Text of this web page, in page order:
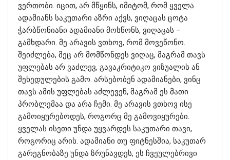
ვერთობი. იცით, არ მწყინს, იმიტომ, რომ ყველა
ადამიანს საკუთარი აზრი აქვს, ვიღაცას ცოტა
ჭარბწონიანი ადამიანი მოსწონს, ვიღაცას –
გამხდარი. მე არავის ვთხოვ, რომ მოვეწონო.
შეიძლება, მეც არ მომწონდეს ვიღაც, მაგრამ თავს
უფლებას არ ვაძლევ, გავაკრიტიკო ვიზუალის ან
შეხედულების გამო. არსებობენ ადამიანები, ვინც
თავს ამის უფლებას აძლევენ, მაგრამ ეს მათი
პრობლემაა და არა ჩემი. მე არავის ვთხოვ ისე
გამოიყურებოდეს, როგორც მე გამოვიყურები.
ყველას ისეთი უნდა უყვარდეს საკუთარი თავი,
როგორიც არის. ადამიანი თუ ფიტნესშია, საკუთარ
გარეგნობაზე უნდა ზრუნავდეს, ეს ჩვეულებრივი